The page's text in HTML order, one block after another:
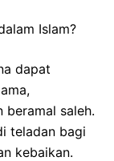
Islam?
dapat
beramal saleh.
teladan bagi
kebaikan.